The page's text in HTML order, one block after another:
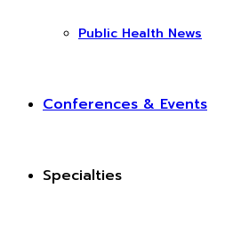
Public Health News
Conferences & Events
Specialties